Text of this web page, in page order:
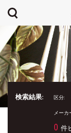
検索結果: 区分:
メーカ
0 件